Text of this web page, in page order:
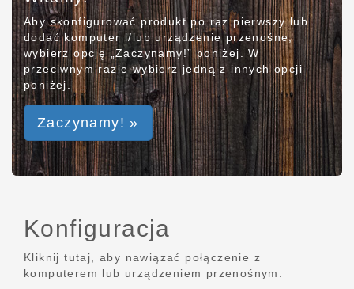
Aby skonfigurować produkt po raz pierwszy lub
dodać komputer i/lub urządzenie przenośne,
wybierz opcję „Zaczynamy!” poniżej. W
przeciwnym razie wybierz jedną z innych opcji
poniżej.
Zaczynamy! »
Konfiguracja
Kliknij tutaj, aby nawiązać połączenie z
komputerem lub urządzeniem przenośnym.